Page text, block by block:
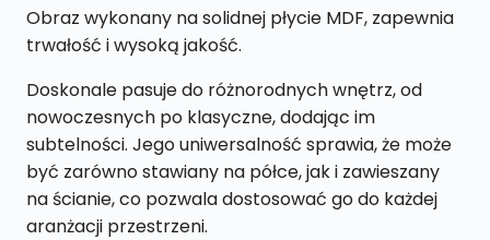
Obraz wykonany na solidnej płycie MDF, zapewnia
trwałość i wysoką jakość.
Doskonale pasuje do różnorodnych wnętrz, od
nowoczesnych po klasyczne, dodając im
subtelności. Jego uniwersalność sprawia, że może
być zarówno stawiany na półce, jak i zawieszany
na ścianie, co pozwala dostosować go do każdej
aranżacji przestrzeni.